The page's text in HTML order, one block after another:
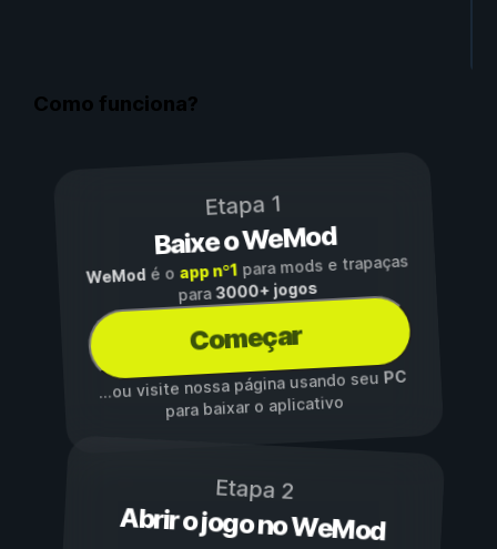
Como funciona?
Etapa 1
Baixe o WeMod
WeModé o app nº1para mods e trapaças
para3000+ jogos
Começar
...ou visite nossa página usando seuPC
para baixar o aplicativo
Etapa 2
Abrir o jogo no WeMod